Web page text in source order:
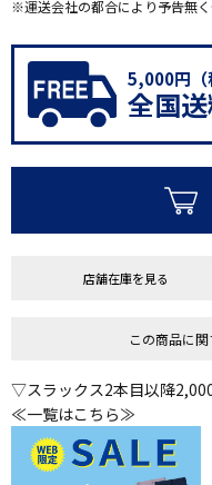
※運送会社の都合により予告無く
5,000円（
全国
店舗在庫を見る
この商品に
▽スラックス2本目以降
≪一覧はこちら≫